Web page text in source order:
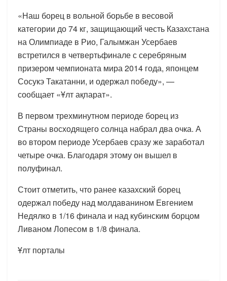
«Наш борец в вольной борьбе в весовой
категории до 74 кг, защищающий честь Казахстана
на Олимпиаде в Рио, Галымжан Усербаев
встретился в четвертьфинале с серебряным
призером чемпионата мира 2014 года, японцем
Сосукэ Такатанни, и одержал победу», —
сообщает «Ұлт ақпарат».
В первом трехминутном периоде борец из
Страны восходящего солнца набрал два очка. А
во втором периоде Усербаев сразу же заработал
четыре очка. Благодаря этому он вышел в
полуфинал.
Стоит отметить, что ранее казахский борец
одержал победу над молдаванином Евгением
Недялко в 1/16 финала и над кубинским борцом
Ливаном Лопесом в 1/8 финала.
Ұлт порталы